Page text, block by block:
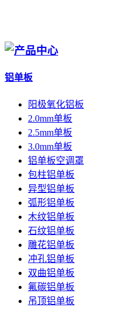
铝单板
阳极氧化铝板
2.0mm单板
2.5mm单板
3.0mm单板
铝单板空调罩
包柱铝单板
异型铝单板
弧形铝单板
木纹铝单板
石纹铝单板
雕花铝单板
冲孔铝单板
双曲铝单板
氟碳铝单板
吊顶铝单板